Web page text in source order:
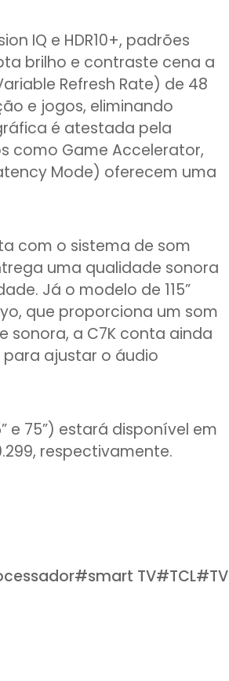
IQ e HDR10+, padrões
brilho e contraste cena a
Refresh Rate) de 48
e jogos, eliminando
é atestada pela
como Game Accelerator,
Mode) oferecem uma
com o sistema de som
uma qualidade sonora
Já o modelo de 115”
que proporciona um som
sonora, a C7K conta ainda
ajustar o áudio
e 75”) estará disponível em
respectivamente.
#smart TV#TCL#TV